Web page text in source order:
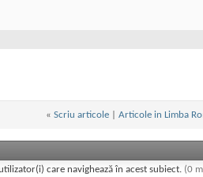
« Scriu articole| Articole in Limba
care navighează în acest subiect. (0